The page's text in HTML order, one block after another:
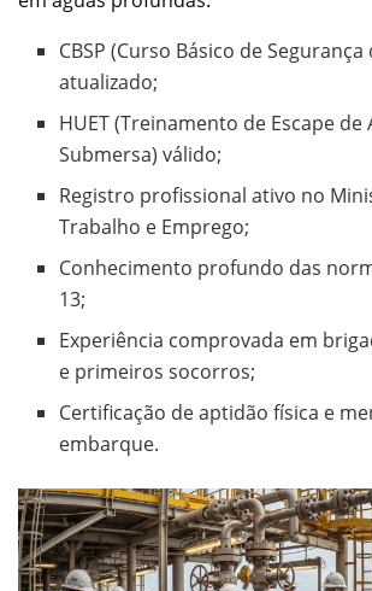
CBSP (Curso Básico de
atualizado;
HUET (Treinamento de Escape de
Submersa) válido;
Registro profissional ativo no
Trabalho e Emprego;
Conhecimento profundo das
13;
Experiência comprovada em
e primeiros socorros;
Certificação de aptidão física e
embarque.